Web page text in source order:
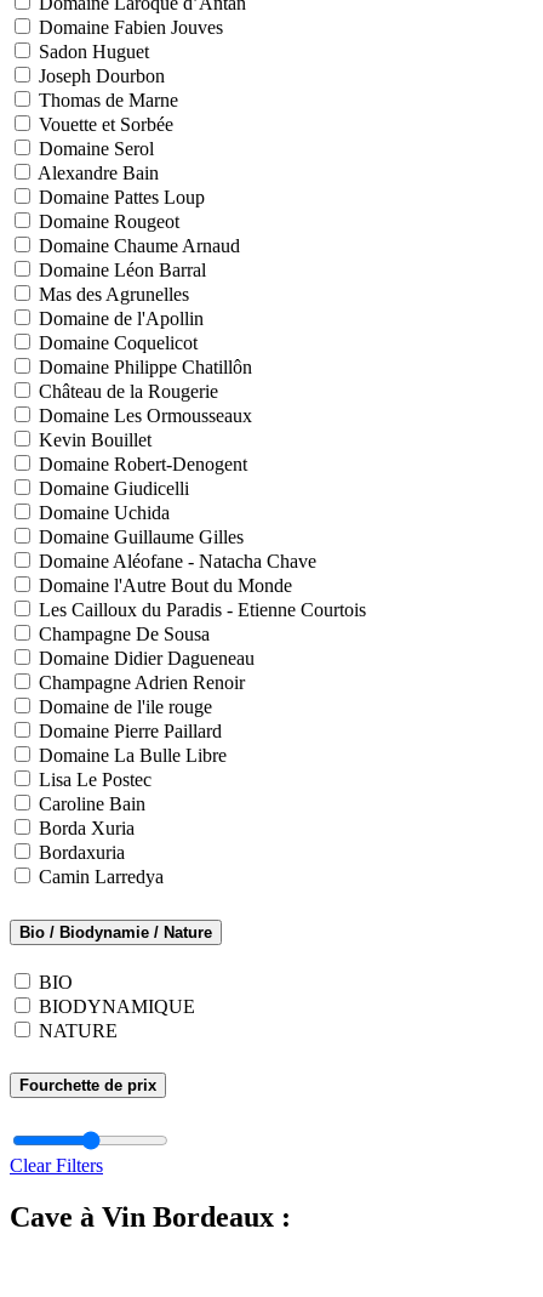
Domaine Fabien Jouves
Sadon Huguet
Joseph Dourbon
Thomas de Marne
Vouette et Sorbée
Domaine Serol
Alexandre Bain
Domaine Pattes Loup
Domaine Rougeot
Domaine Chaume Arnaud
Domaine Léon Barral
Mas des Agrunelles
Domaine de l'Apollin
Domaine Coquelicot
Domaine Philippe Chatillôn
Château de la Rougerie
Domaine Les Ormousseaux
Kevin Bouillet
Domaine Robert-Denogent
Domaine Giudicelli
Domaine Uchida
Domaine Guillaume Gilles
Domaine Aléofane - Natacha Chave
Domaine l'Autre Bout du Monde
Les Cailloux du Paradis - Etienne Courtois
Champagne De Sousa
Domaine Didier Dagueneau
Champagne Adrien Renoir
Domaine de l'ile rouge
Domaine Pierre Paillard
Domaine La Bulle Libre
Lisa Le Postec
Caroline Bain
Borda Xuria
Bordaxuria
Camin Larredya
Bio / Biodynamie / Nature
BIO
BIODYNAMIQUE
NATURE
Fourchette de prix
Clear Filters
Cave à Vin Bordeaux :